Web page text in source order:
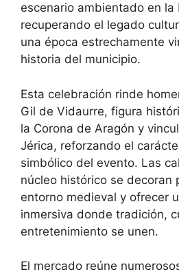
escenario ambientado en la
recuperando el legado
una época estrechamente
historia del municipio.
Esta celebración rinde
Gil de Vidaurre, figura
la Corona de Aragón y
Jérica, reforzando el
simbólico del evento. Las
núcleo histórico se decoran
entorno medieval y ofrecer
inmersiva donde tradición,
entretenimiento se unen.
El mercado reúne